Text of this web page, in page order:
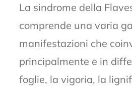
La sindrome della
comprende una varia
manifestazioni che
principalmente e in
foglie, la vigoria, la